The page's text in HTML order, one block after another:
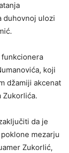
duhovnoj ulozi
koji
džamiji akcenat
Zukorlića.
da je
mezarju
Zukorlić,